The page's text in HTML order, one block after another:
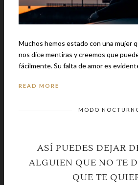
Muchos hemos estado con una mujer
nos dice mentiras y creemos que
fácilmente. Su falta de amor es
READ MORE
MODO
ASÍ PUEDES DEJAR
ALGUIEN QUE NO TE
QUE TE